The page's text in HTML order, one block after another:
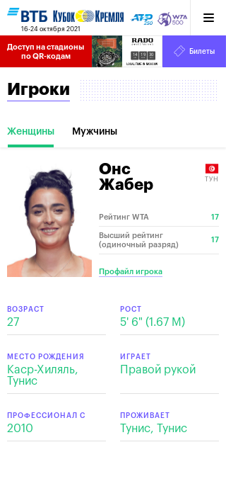
16-24 октября 2021
Доступ на стадионы
по QR-кодам
14
HRS
19
MINS
30
SECS
Билеты
Игроки
Женщины Мужчины
Онс
Жабер
ТУН
Рейтинг WTA 17
Высший рейтинг
(одиночный разряд)
17
Профайл игрока
ВОЗРАСТ
27
РОСТ
5' 6" (1.67 M)
МЕСТО РОЖДЕНИЯ
Каср-Хиляль,
Тунис
ИГРАЕТ
Правой рукой
ПРОФЕССИОНАЛ С
2010
ПРОЖИВАЕТ
Тунис, Тунис